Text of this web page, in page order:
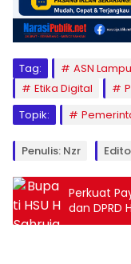
Tag: ASN
Etika Digital
Topik:
Penulis: Nzr
Perkuat
dan DPRD
Baru